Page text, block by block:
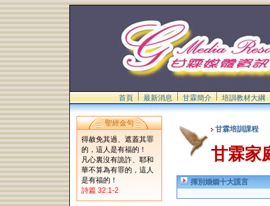
首頁 最新消息 甘霖簡介 培訓教材大綱
聖經金句
得赦免其過、遮蓋其罪
的，這人是有福的！
凡心裏沒有詭詐、耶和
華不算為有罪的，這人
是有福的！
詩篇 32:1-2
甘霖培訓課程
甘霖家
揮別婚姻十大謊言